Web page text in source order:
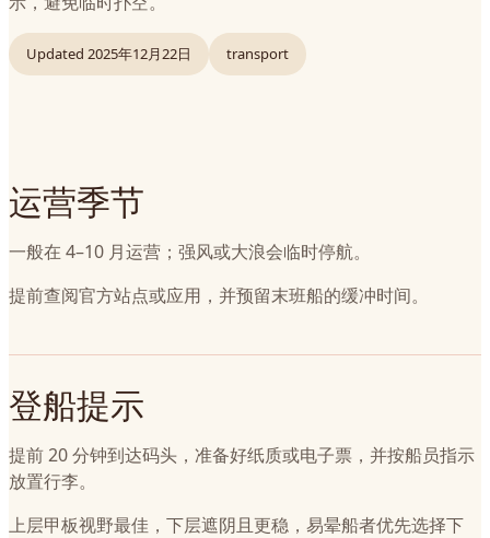
Updated 2025年12月22日 transport
运营季节
一般在 4–10 月运营；强风或大浪会临时停航。
提前查阅官方站点或应用，并预留末班船的缓冲时间。
登船提示
提前 20 分钟到达码头，准备好纸质或电子票，并按船员指示
放置行李。
上层甲板视野最佳，下层遮阴且更稳，易晕船者优先选择下